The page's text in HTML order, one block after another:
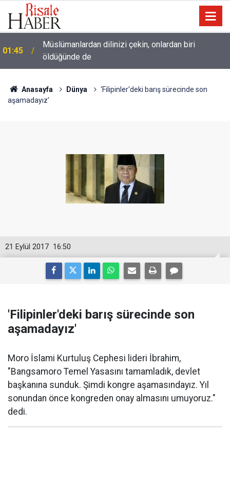
01:45
Müslümanlardan dilinizi çekin, onlardan biri
öldüğünde de
Anasayfa Dünya
'Filipinler'deki barış sürecinde son
aşamadayız'
16:50
21 Eylül 2017
'Filipinler'deki barış sürecinde son
aşamadayız'
Moro İslami Kurtuluş Cephesi lideri İbrahim,
"Bangsamoro Temel Yasasını tamamladık, devlet
başkanına sunduk. Şimdi kongre aşamasındayız. Yıl
sonundan önce kongreden onay almasını umuyoruz."
dedi.